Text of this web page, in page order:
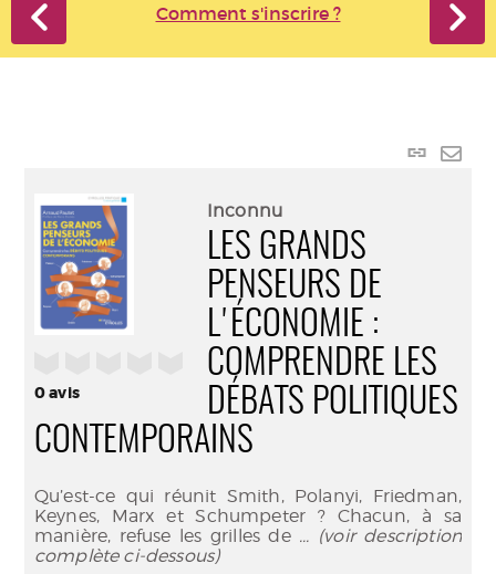
Comment s'inscrire ?
Lien
0avis
Inconnu
LES GRANDS
PENSEURS DE
L'ÉCONOMIE :
COMPRENDRE LES
DÉBATS POLITIQUES
CONTEMPORAINS
Qu’est-ce qui réunit Smith, Polanyi, Friedman,
Keynes, Marx et Schumpeter ? Chacun, à sa
manière, refuse les grilles de ... (voir description
complète ci-dessous)